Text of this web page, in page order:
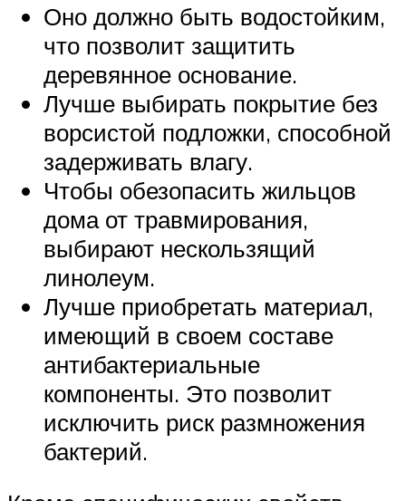
Оно должно быть водостойким,
что позволит защитить
деревянное основание.
Лучше выбирать покрытие без
ворсистой подложки, способной
задерживать влагу.
Чтобы обезопасить жильцов
дома от травмирования,
выбирают нескользящий
линолеум.
Лучше приобретать материал,
имеющий в своем составе
антибактериальные
компоненты. Это позволит
исключить риск размножения
бактерий.